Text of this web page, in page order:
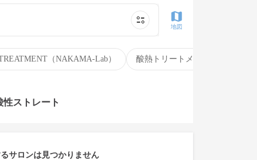
（NAKAMA-Lab） 酸熱トリートメント
地図
ストレート
サロンは見つかりません